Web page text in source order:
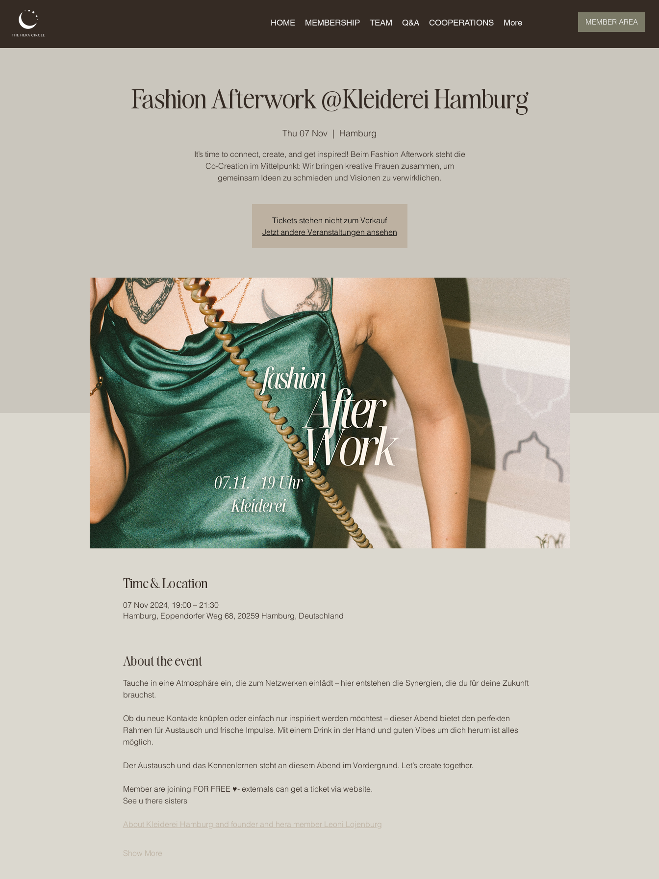
MEMBER AREA
HOME MEMBERSHIP TEAM Q&A COOPERATIONS More
Fashion Afterwork @Kleiderei Hamburg
Thu 07 Nov
  |
Hamburg
It’s time to connect, create, and get inspired! Beim Fashion Afterwork steht die
Co-Creation im Mittelpunkt: Wir bringen kreative Frauen zusammen, um
gemeinsam Ideen zu schmieden und Visionen zu verwirklichen.
Tickets stehen nicht zum Verkauf
Jetzt andere Veranstaltungen ansehen
Time & Location
07 Nov 2024, 19:00 – 21:30
Hamburg, Eppendorfer Weg 68, 20259 Hamburg, Deutschland
About the event
Tauche in eine Atmosphäre ein, die zum Netzwerken einlädt – hier entstehen die Synergien, die du für deine Zukunft
brauchst.
Ob du neue Kontakte knüpfen oder einfach nur inspiriert werden möchtest – dieser Abend bietet den perfekten
Rahmen für Austausch und frische Impulse. Mit einem Drink in der Hand und guten Vibes um dich herum ist alles
möglich.
Der Austausch und das Kennenlernen steht an diesem Abend im Vordergrund. Let’s create together.
Member are joining FOR FREE ♥️- externals can get a ticket via website.
See u there sisters
About Kleiderei Hamburg and founder and hera member Leoni Lojenburg
Show More